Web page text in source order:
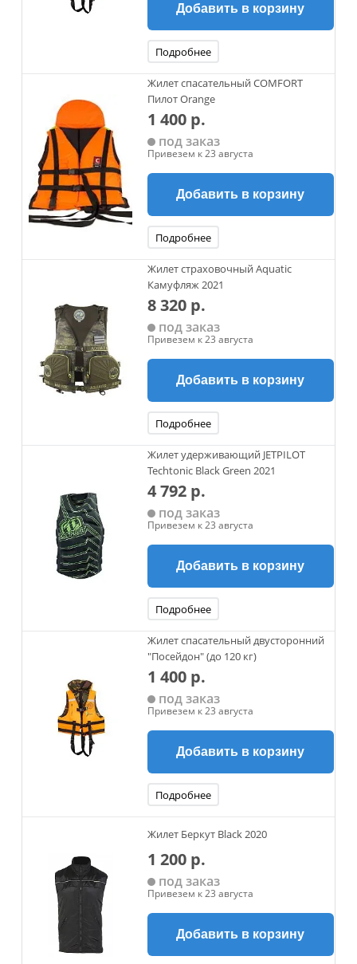
Добавить в корзину
Подробнее
Жилет спасательный COMFORT
Пилот Orange
1 400 р.
под заказ
Привезем к 23 августа
Добавить в корзину
Подробнее
Жилет страховочный Aquatic
Камуфляж 2021
8 320 р.
под заказ
Привезем к 23 августа
Добавить в корзину
Подробнее
Жилет удерживающий JETPILOT
Techtonic Black Green 2021
4 792 р.
под заказ
Привезем к 23 августа
Добавить в корзину
Подробнее
Жилет спасательный двусторонний
"Посейдон" (до 120 кг)
1 400 р.
под заказ
Привезем к 23 августа
Добавить в корзину
Подробнее
Жилет Беркут Black 2020
1 200 р.
под заказ
Привезем к 23 августа
Добавить в корзину